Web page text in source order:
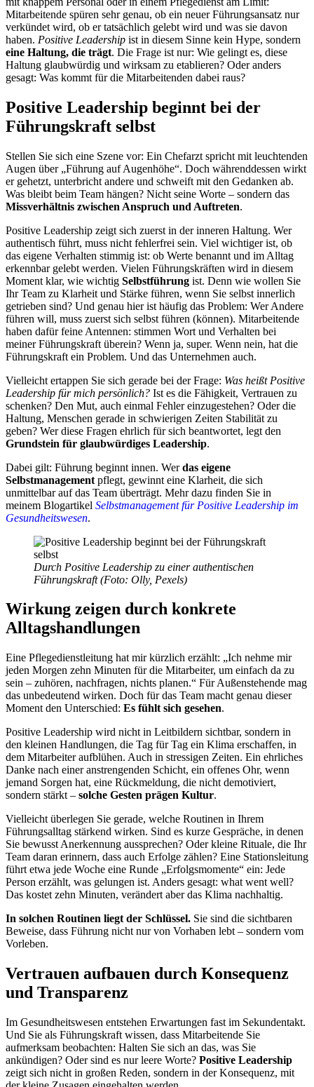
Mitarbeitende spüren sehr genau, ob ein neuer Führungsansatz nur
verkündet wird, ob er tatsächlich gelebt wird und was sie davon
haben. Positive Leadership ist in diesem Sinne kein Hype, sondern
eine Haltung, die trägt. Die Frage ist nur: Wie gelingt es, diese
Haltung glaubwürdig und wirksam zu etablieren? Oder anders
gesagt: Was kommt für die Mitarbeitenden dabei raus?
Positive Leadership beginnt bei der
Führungskraft selbst
Stellen Sie sich eine Szene vor: Ein Chefarzt spricht mit leuchtenden
Augen über „Führung auf Augenhöhe“. Doch währenddessen wirkt
er gehetzt, unterbricht andere und schweift mit den Gedanken ab.
Was bleibt beim Team hängen? Nicht seine Worte – sondern das
Missverhältnis zwischen Anspruch und Auftreten.
Positive Leadership zeigt sich zuerst in der inneren Haltung. Wer
authentisch führt, muss nicht fehlerfrei sein. Viel wichtiger ist, ob
das eigene Verhalten stimmig ist: ob Werte benannt und im Alltag
erkennbar gelebt werden. Vielen Führungskräften wird in diesem
Moment klar, wie wichtig Selbstführung ist. Denn wie wollen Sie
Ihr Team zu Klarheit und Stärke führen, wenn Sie selbst innerlich
getrieben sind? Und genau hier ist häufig das Problem: Wer Andere
führen will, muss zuerst sich selbst führen (können). Mitarbeitende
haben dafür feine Antennen: stimmen Wort und Verhalten bei
meiner Führungskraft überein? Wenn ja, super. Wenn nein, hat die
Führungskraft ein Problem. Und das Unternehmen auch.
Vielleicht ertappen Sie sich gerade bei der Frage: Was heißt Positive
Leadership für mich persönlich? Ist es die Fähigkeit, Vertrauen zu
schenken? Den Mut, auch einmal Fehler einzugestehen? Oder die
Haltung, Menschen gerade in schwierigen Zeiten Stabilität zu
geben? Wer diese Fragen ehrlich für sich beantwortet, legt den
Grundstein für glaubwürdiges Leadership.
Dabei gilt: Führung beginnt innen. Werdas eigene
Selbstmanagement pflegt, gewinnt eine Klarheit, die sich
unmittelbar auf das Team überträgt. Mehr dazu finden Sie in
meinem Blogartikel Selbstmanagement für Positive Leadership im
Gesundheitswesen.
Durch Positive Leadership zu einer authentischen
Führungskraft (Foto: Olly, Pexels)
Wirkung zeigen durch konkrete
Alltagshandlungen
Eine Pflegedienstleitung hat mir kürzlich erzählt: „Ich nehme mir
jeden Morgen zehn Minuten für die Mitarbeiter, um einfach da zu
sein – zuhören, nachfragen, nichts planen.“ Für Außenstehende mag
das unbedeutend wirken. Doch für das Team macht genau dieser
Moment den Unterschied: Es fühlt sich gesehen.
Positive Leadership wird nicht in Leitbildern sichtbar, sondern in
den kleinen Handlungen, die Tag für Tag ein Klima erschaffen, in
dem Mitarbeiter aufblühen. Auch in stressigen Zeiten. Ein ehrliches
Danke nach einer anstrengenden Schicht, ein offenes Ohr, wenn
jemand Sorgen hat, eine Rückmeldung, die nicht demotiviert,
sondern stärkt – solche Gesten prägen Kultur.
Vielleicht überlegen Sie gerade, welche Routinen in Ihrem
Führungsalltag stärkend wirken. Sind es kurze Gespräche, in denen
Sie bewusst Anerkennung aussprechen? Oder kleine Rituale, die Ihr
Team daran erinnern, dass auch Erfolge zählen? Eine Stationsleitung
führt etwa jede Woche eine Runde „Erfolgsmomente“ ein: Jede
Person erzählt, was gelungen ist. Anders gesagt: what went well?
Das kostet zehn Minuten, verändert aber das Klima nachhaltig.
In solchen Routinen liegt der Schlüssel. Sie sind die sichtbaren
Beweise, dass Führung nicht nur von Vorhaben lebt – sondern vom
Vorleben.
Vertrauen aufbauen durch Konsequenz
und Transparenz
Im Gesundheitswesen entstehen Erwartungen fast im Sekundentakt.
Und Sie als Führungskraft wissen, dass Mitarbeitende Sie
aufmerksam beobachten: Halten Sie sich an das, was Sie
ankündigen? Oder sind es nur leere Worte? Positive Leadership
zeigt sich nicht in großen Reden, sondern in der Konsequenz, mit